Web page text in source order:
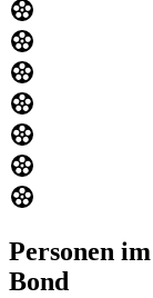
Personen
Bond